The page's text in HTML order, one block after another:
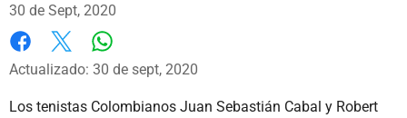
30 de Sept, 2020
Facebook
X
Actualizado: 30 de sept, 2020
Los tenistas Colombianos Juan Sebastián Cabal y Robert